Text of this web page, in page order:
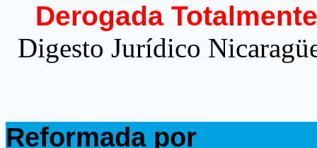
Derogada
Digesto Jurídico
Reformada por